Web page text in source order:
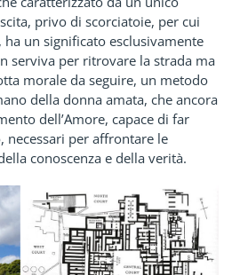
privo di scorciatoie, per cui
ha un significato esclusivamente
serviva per ritrovare la strada ma
morale da seguire, un metodo
della donna amata, che ancora
dell’Amore, capace di far
necessari per affrontare le
conoscenza e della verità.